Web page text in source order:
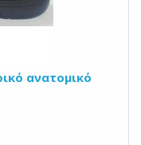
ανατομικό